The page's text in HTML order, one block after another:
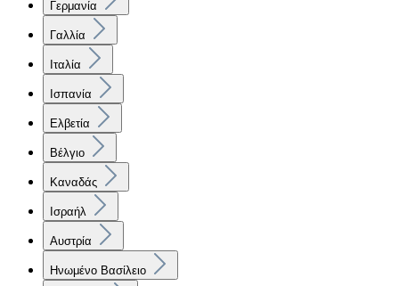
Γερμανία
Γαλλία
Ιταλία
Ισπανία
Ελβετία
Βέλγιο
Καναδάς
Ισραήλ
Αυστρία
Ηνωμένο Βασίλειο